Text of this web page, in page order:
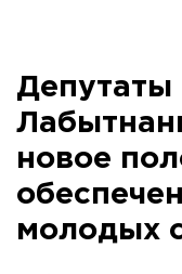
Депутаты
новое
молодых